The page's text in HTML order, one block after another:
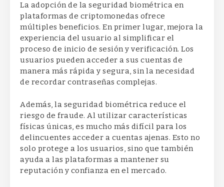
La adopción de la seguridad biométrica en
plataformas de criptomonedas ofrece
múltiples beneficios. En primer lugar, mejora la
experiencia del usuario al simplificar el
proceso de inicio de sesión y verificación. Los
usuarios pueden acceder a sus cuentas de
manera más rápida y segura, sin la necesidad
de recordar contraseñas complejas.
Además, la seguridad biométrica reduce el
riesgo de fraude. Al utilizar características
físicas únicas, es mucho más difícil para los
delincuentes acceder a cuentas ajenas. Esto no
solo protege a los usuarios, sino que también
ayuda a las plataformas a mantener su
reputación y confianza en el mercado.